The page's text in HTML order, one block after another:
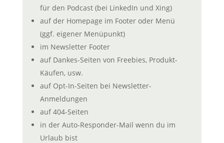
für den Podcast (bei LinkedIn und Xing)
auf der Homepage im Footer oder Menü
(ggf. eigener Menüpunkt)
im Newsletter Footer
auf Dankes-Seiten von Freebies, Produkt-
Käufen, usw.
auf Opt-In-Seiten bei Newsletter-
Anmeldungen
auf 404-Seiten
in der Auto-Responder-Mail wenn du im
Urlaub bist